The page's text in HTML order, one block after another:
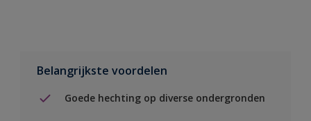
Belangrijkste voordelen
Goede hechting op diverse ondergronden